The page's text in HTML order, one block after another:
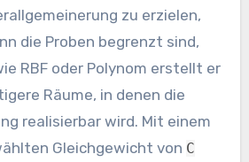
zu erzielen,
die Proben begrenzt sind,
RBF oder Polynom erstellt er
Räume, in denen die
realisierbar wird. Mit einem
Gleichgewicht von C